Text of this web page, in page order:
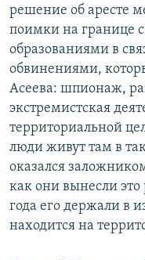
решение об аресте
поимки на границе
образованиями в
обвинениями,
Асеева: шпионаж,
экстремистская
территориальной
люди живут там в
оказался
как они вынесли
года его держали в
находится на